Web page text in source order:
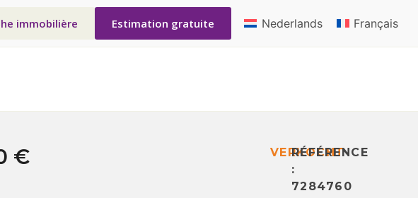
immobilière Estimation gratuite Nederlands Français
€ VERKOCHT
RÉFÉRENCE
:
7284760